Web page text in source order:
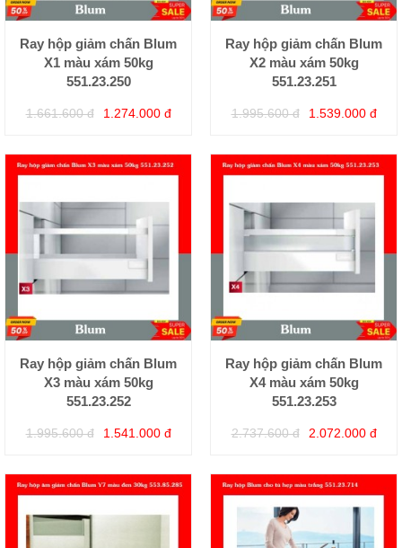
Ray hộp giảm chấn Blum
X1 màu xám 50kg
551.23.250
1.661.600 đ 1.274.000 đ
Ray hộp giảm chấn Blum
X2 màu xám 50kg
551.23.251
1.995.600 đ 1.539.000 đ
Ray hộp giảm chấn Blum
X3 màu xám 50kg
551.23.252
1.995.600 đ 1.541.000 đ
Ray hộp giảm chấn Blum
X4 màu xám 50kg
551.23.253
2.737.600 đ 2.072.000 đ